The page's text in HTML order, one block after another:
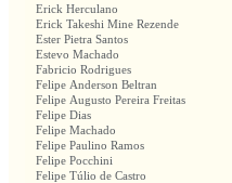
Erick Herculano
Erick Takeshi Mine Rezende
Ester Pietra Santos
Estevo Machado
Fabricio Rodrigues
Felipe Anderson Beltran
Felipe Augusto Pereira Freitas
Felipe Dias
Felipe Machado
Felipe Paulino Ramos
Felipe Pocchini
Felipe Túlio de Castro